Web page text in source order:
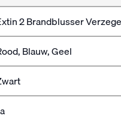
2 Brandblusser
Blauw, Geel